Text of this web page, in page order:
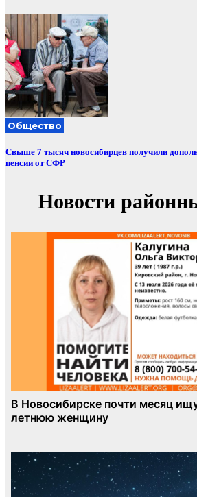
Общество
Свыше 7 тысяч новосибирцев получили
пенсии от СФР